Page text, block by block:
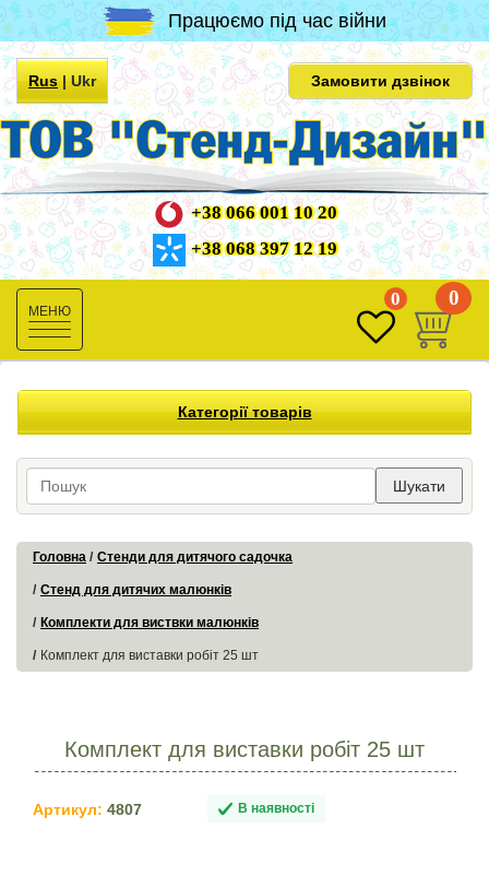
Працюємо під час війни
Rus|Ukr Замовити дзвінок
+38 066 001 10 20
+38 068 397 12 19
Toggle
navigation
0 0
Категорії товарів
Шукати
Головна Стенди для дитячого садочка
Стенд для дитячих малюнків
Комплекти для виствки малюнків
Комплект для виставки робіт 25 шт
Комплект для виставки робіт 25 шт
Артикул: 4807 В наявності